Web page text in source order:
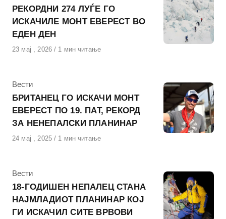
РЕКОРДНИ 274 ЛУЃЕ ГО
ИСКАЧИЛЕ МОНТ ЕВЕРЕСТ ВО
ЕДЕН ДЕН
Објавено
23 мај , 2026 1 мин читање
КАтегорија
Вести
БРИТАНЕЦ ГО ИСКАЧИ МОНТ
ЕВЕРЕСТ ПО 19. ПАТ, РЕКОРД
ЗА НЕНЕПАЛСКИ ПЛАНИНАР
Објавено
24 мај , 2025 1 мин читање
КАтегорија
Вести
18-ГОДИШЕН НЕПАЛЕЦ СТАНА
НАЈМЛАДИОТ ПЛАНИНАР КОЈ
ГИ ИСКАЧИЛ СИТЕ ВРВОВИ